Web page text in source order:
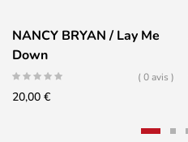
NANCY BRYAN / Lay Me
Down
( 0 avis )
20,00 €